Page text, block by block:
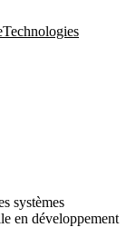
Technologies
systèmes
en développement